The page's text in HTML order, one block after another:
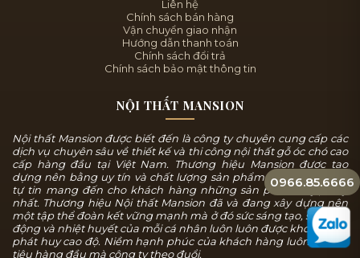
0966.85.6666
Liên hệ
Chính sách bán hàng
Vận chuyển giao nhận
Hướng dẫn thanh toán
Chính sách đổi trả
Chính sách bảo mật thông tin
NỘI THẤT MANSION
Nội thất Mansion được biết đến là công ty chuyên cung cấp các
dịch vụ chuyên sâu về thiết kế và thi công nội thất gỗ óc chó cao
cấp hàng đầu tại Việt Nam. Thương hiệu Mansion được tạo
dựng nên bằng uy tín và chất lượng sản phẩm, chúng tôi luôn
tự tin mang đến cho khách hàng những sản phẩm tuyệt mỹ
nhất. Thương hiệu Nội thất Mansion đã và đang xây dựng nên
một tập thể đoàn kết vững mạnh mà ở đó sức sáng tạo, sự năng
động và nhiệt huyết của mỗi cá nhân luôn luôn được khơi dậy và
phát huy cao độ. Niềm hạnh phúc của khách hàng luôn là mục
tiêu hàng đầu mà công ty theo đuổi.